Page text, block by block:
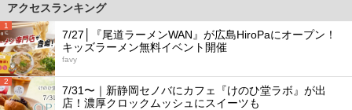
アクセスランキング
1
7/27│『尾道ラーメンWAN』が広島HiroPaにオープン！
キッズラーメン無料イベント開催
favy
2
7/31〜｜新静岡セノバにカフェ『けのひ堂ラボ』が出
店！濃厚クロックムッシュにスイーツも